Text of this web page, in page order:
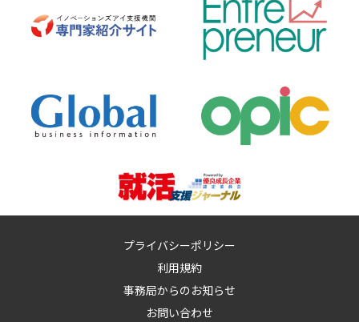
プライバシーポリシー
利用規約
事務局からのお知らせ
お問い合わせ